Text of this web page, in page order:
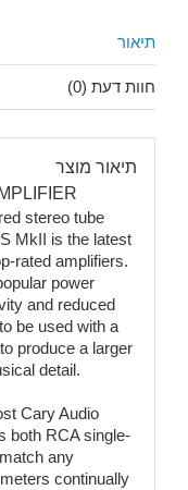
תיאור
חוות דעת (0)
תיאור מוצר
stereo tube
MkII is the latest
rated amplifiers.
power
and reduced
be used with a
produce a larger
detail.
Cary Audio
both RCA single-
any
continually